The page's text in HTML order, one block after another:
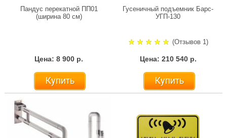
Пандус перекатной ПП01
(ширина 80 см)
Цена: 8 900 р.
Купить
Гусеничный подъемник Барс-
УГП-130
(Отзывов 1)
Цена: 210 540 р.
Купить